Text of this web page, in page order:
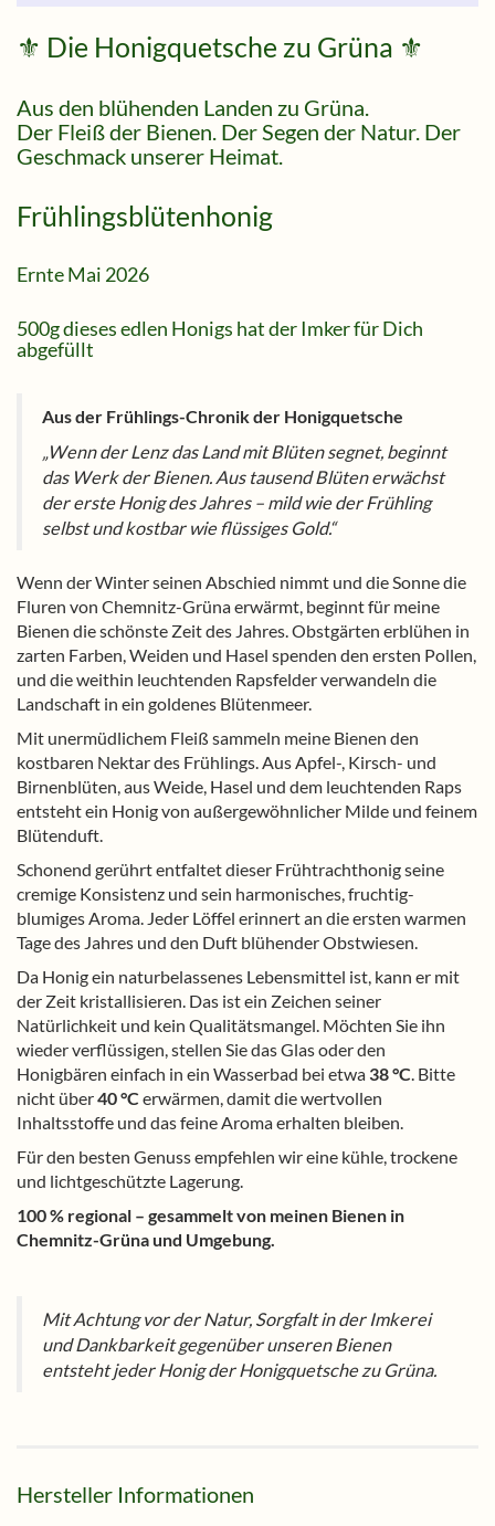
⚜️ Die Honigquetsche zu Grüna ⚜️
Aus den blühenden Landen zu Grüna.
Der Fleiß der Bienen. Der Segen der Natur. Der
Geschmack unserer Heimat.
Frühlingsblütenhonig
Ernte Mai 2026
500g dieses edlen Honigs hat der Imker für Dich
abgefüllt
Aus der Frühlings-Chronik der Honigquetsche
„Wenn der Lenz das Land mit Blüten segnet, beginnt
das Werk der Bienen. Aus tausend Blüten erwächst
der erste Honig des Jahres – mild wie der Frühling
selbst und kostbar wie flüssiges Gold.“
Wenn der Winter seinen Abschied nimmt und die Sonne die
Fluren von Chemnitz-Grüna erwärmt, beginnt für meine
Bienen die schönste Zeit des Jahres. Obstgärten erblühen in
zarten Farben, Weiden und Hasel spenden den ersten Pollen,
und die weithin leuchtenden Rapsfelder verwandeln die
Landschaft in ein goldenes Blütenmeer.
Mit unermüdlichem Fleiß sammeln meine Bienen den
kostbaren Nektar des Frühlings. Aus Apfel-, Kirsch- und
Birnenblüten, aus Weide, Hasel und dem leuchtenden Raps
entsteht ein Honig von außergewöhnlicher Milde und feinem
Blütenduft.
Schonend gerührt entfaltet dieser Frühtrachthonig seine
cremige Konsistenz und sein harmonisches, fruchtig-
blumiges Aroma. Jeder Löffel erinnert an die ersten warmen
Tage des Jahres und den Duft blühender Obstwiesen.
Da Honig ein naturbelassenes Lebensmittel ist, kann er mit
der Zeit kristallisieren. Das ist ein Zeichen seiner
Natürlichkeit und kein Qualitätsmangel. Möchten Sie ihn
wieder verflüssigen, stellen Sie das Glas oder den
Honigbären einfach in ein Wasserbad bei etwa 38 °C. Bitte
nicht über40 °C erwärmen, damit die wertvollen
Inhaltsstoffe und das feine Aroma erhalten bleiben.
Für den besten Genuss empfehlen wir eine kühle, trockene
und lichtgeschützte Lagerung.
100 % regional – gesammelt von meinen Bienen in
Chemnitz-Grüna und Umgebung.
Mit Achtung vor der Natur, Sorgfalt in der Imkerei
und Dankbarkeit gegenüber unseren Bienen
entsteht jeder Honig der Honigquetsche zu Grüna.
Hersteller Informationen